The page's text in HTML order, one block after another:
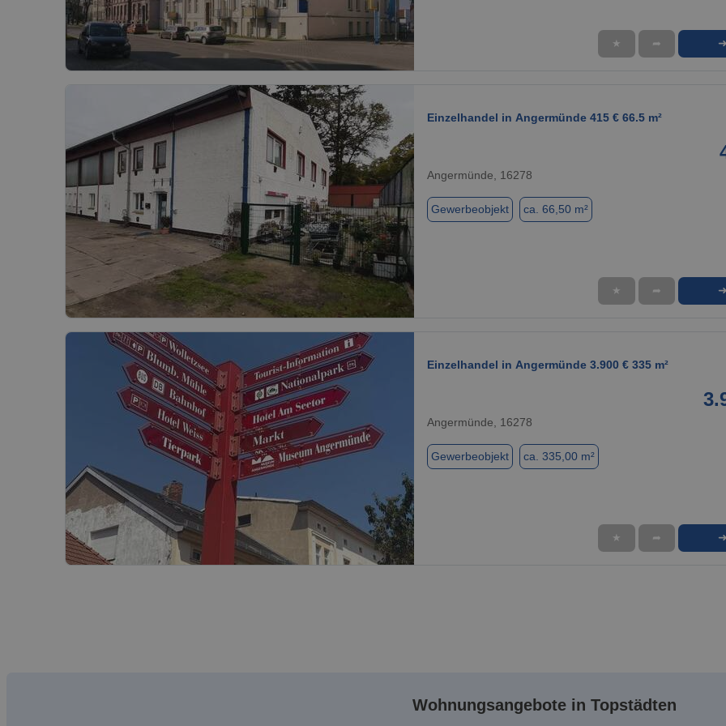
★ ➦ ➜
1 / 1
Einzelhandel in Angermünde 415 € 66.5 m²
Angermünde, 16278
Gewerbeobjekt ca. 66,50 m²
★ ➦ ➜
1 / 1
Einzelhandel in Angermünde 3.900 € 335 m²
Angermünde, 16278
Gewerbeobjekt ca. 335,00 m²
★ ➦ ➜
Wohnungsangebote in Topstädten